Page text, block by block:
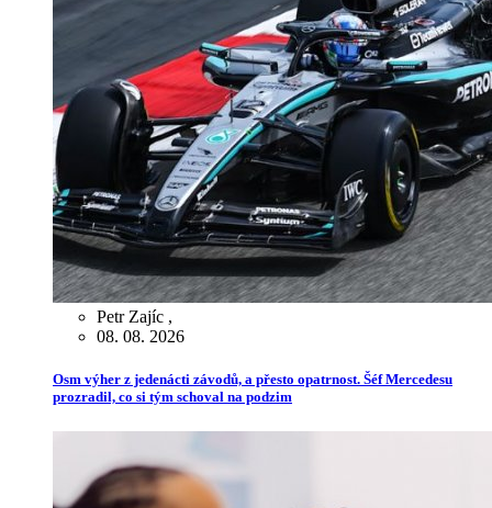
Petr Zajíc ,
08. 08. 2026
Osm výher z jedenácti závodů, a přesto opatrnost. Šéf Mercedesu
prozradil, co si tým schoval na podzim